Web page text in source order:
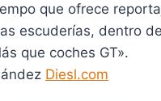
que ofrece
escuderías, dentro
que coches GT».
Diesl.com